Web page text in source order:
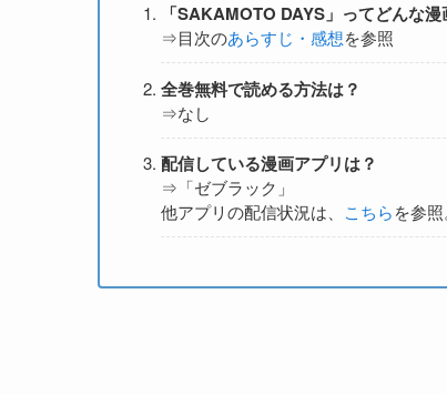
「SAKAMOTO DAYS」ってどんな漫
⇒目次のあらすじ・感想を参照
全巻無料で読める方法は？
⇒なし
配信している漫画アプリは？
⇒「ゼブラック」
他アプリの配信状況は、
こちらを参照。